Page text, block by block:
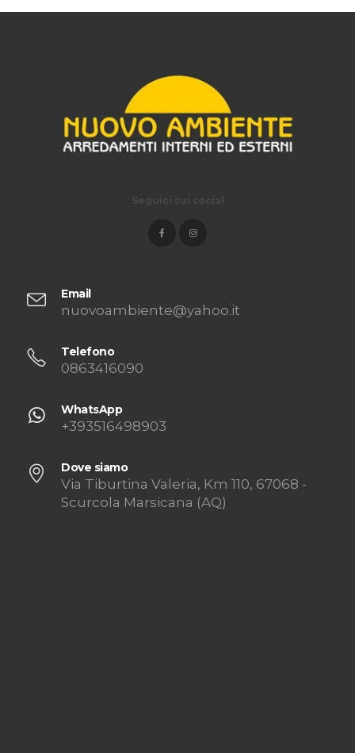
Email
nuovoambiente@yahoo.it
Telefono
0863416090
WhatsApp
+393516498903
Dove siamo
Via Tiburtina Valeria, Km 110, 67068 -
Scurcola Marsicana (AQ)